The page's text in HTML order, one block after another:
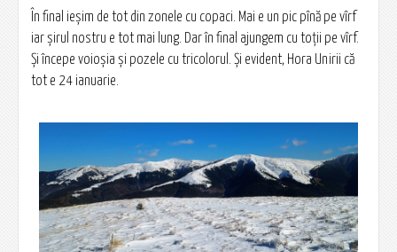
În final ieșim de tot din zonele cu copaci. Mai e un pic pînă pe vîrf
iar șirul nostru e tot mai lung. Dar în final ajungem cu toții pe vîrf.
Și începe voioșia și pozele cu tricolorul. Și evident, Hora Unirii că
tot e 24 ianuarie.